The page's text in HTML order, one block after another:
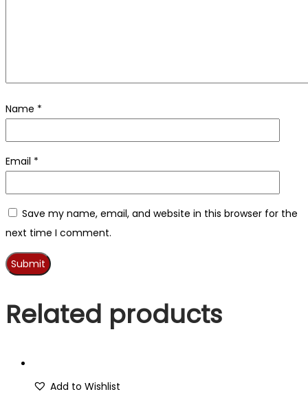
Name *
Email *
Save my name, email, and website in this browser for the
next time I comment.
Related products
Add to Wishlist